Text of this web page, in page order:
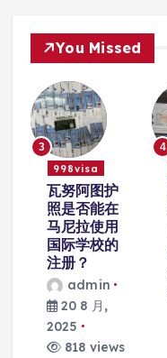
You Missed
4
998visa
瓦努阿图护
照怎么激活
admin
20 8 月,
2025
957 views
5